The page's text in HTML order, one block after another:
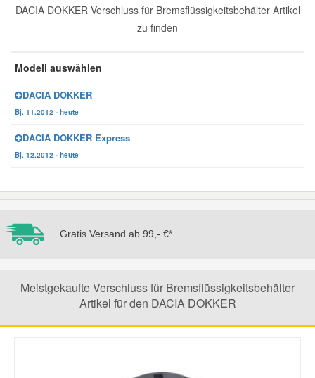
DACIA DOKKER Verschluss für Bremsflüssigkeitsbehälter Artikel
zu finden
Modell auswählen
DACIA DOKKER
Bj. 11.2012 - heute
DACIA DOKKER Express
Bj. 12.2012 - heute
Gratis Versand ab 99,- €*
Meistgekaufte Verschluss für Bremsflüssigkeitsbehälter
Artikel für den DACIA DOKKER
Zündanlage und Glühanlage
Karosserie Werkzeug
Werkstattbedarf
Winter-Autozubehör
Daihatsu Ersatzteile
Honda Ersatzteile
Jeep Ersatzteile
Lancia Ersatzteile